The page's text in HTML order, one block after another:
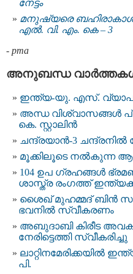
നേട്ടം
മനുഷ്യരെ
എൽ. വി. എം. കെ – 3
- pma
അനുബന്ധ
ഇന്ത്യ-യു. എസ്.
അന്ധ വിശ്വാസങ്ങൾ
കെ. സ്റ്റാലിൻ
ചന്ദ്രയാന്‍-3
മൂക്കിലൂടെ നല്‍കുന്ന
104 ഉപ ഗ്രഹങ്ങൾ
ശാസ്ത്ര രംഗത്ത്
ശൈഖ് മുഹമ്മദ് ബിന്‍
ഭവനില്‍ സ്വീകരണം
അബുദാബി കിരീട
നേരിട്ടെത്തി സ്വീകരിച്ചു
ലാറ്റിനമേരിക്കയില്‍
പി.